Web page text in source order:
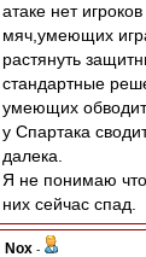
атаке нет
мяч,умеющих
растянуть
стандартные
умеющих
у Спартака
далека.
Я не понимаю
них сейчас спад.
Nox -